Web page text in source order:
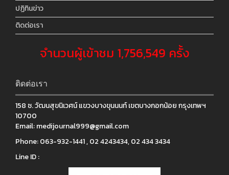
ปฏิทินข่าว
ติดต่อเรา
จำนวนผู้เข้าชม 1,756,549 ครั้ง
ติดต่อเรา
158 ซ. วัฒนสุขนิเวศน์ แขวงบางขุนนนท์ เขตบางกอกน้อย กรุงเทพฯ
10700
Email:medijournal999@gmail.com
Phone:063-932-1441 , 02 4243434, 02 434 3434
Line ID :